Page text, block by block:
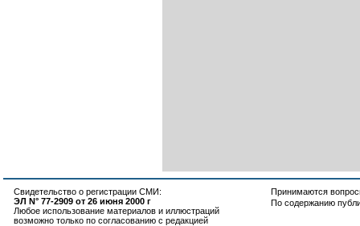
Свидетельство о регистрации СМИ:
ЭЛ N° 77-2909 от 26 июня 2000 г
Любое использование материалов и иллюстраций
возможно только по согласованию с редакцией
Принимаются
По содержанию